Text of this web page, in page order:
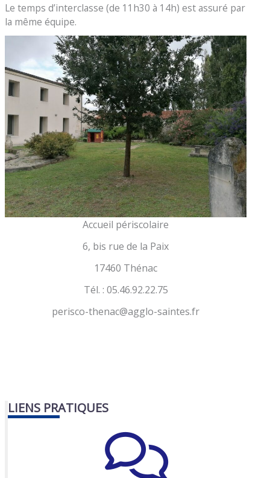
Le temps d’interclasse (de 11h30 à 14h) est assuré par
la même équipe.
Accueil périscolaire
6, bis rue de la Paix
17460 Thénac
Tél. : 05.46.92.22.75
perisco-thenac@agglo-saintes.fr
LIENS PRATIQUES